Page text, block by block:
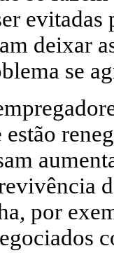
deixar
se
estão
por